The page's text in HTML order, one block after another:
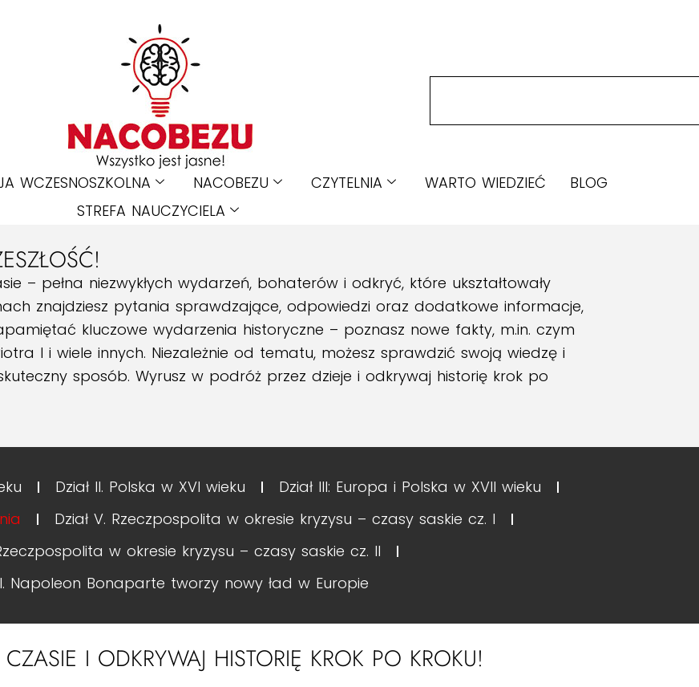
WCZESNOSZKOLNA NACOBEZU CZYTELNIA WARTO WIEDZIEĆ
BLOG
STREFA NAUCZYCIELA
– pełna niezwykłych wydarzeń, bohaterów i odkryć, które ukształtowały
znajdziesz pytania sprawdzające, odpowiedzi oraz dodatkowe informacje,
kluczowe wydarzenia historyczne – poznasz nowe fakty, m.in. czym
I i wiele innych. Niezależnie od tematu, możesz sprawdzić swoją wiedzę i
sposób. Wyrusz w podróż przez dzieje i odkrywaj historię krok po
Dział II. Polska w XVI wieku
Dział III: Europa i Polska w XVII wieku
Dział V. Rzeczpospolita w okresie kryzysu – czasy saskie cz. I
w okresie kryzysu – czasy saskie cz. II
Napoleon Bonaparte tworzy nowy ład w Europie
I ODKRYWAJ HISTORIĘ KROK PO KROKU!